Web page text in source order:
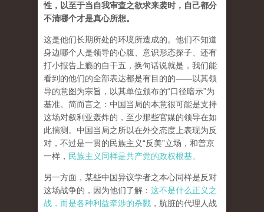
性，以至于当自我审查之欲求来袭时，自己都分
不清哪个才是真心所想。
这是他们长期所处的环境所造成的。他们不知道
身边哪个人是领导的心腹、意识形态探子、还有
打小报告上瘾的自干五，换句话说就是，我们能
看到的他们的全部表达都是有目的的——以其领
导的意图为宗旨，以其单位颁布的“口径暗示”为
基准。简而言之：中国当局的本意很可能是支持
这场对叙利亚轰炸的，至少那些官媒的领导在如
此揣测。中国当局之所以在外交态度上表现为反
对，不过是一贯的民族主义“反美”立场，和普京
一样， 民族主义同样是共产党的政权根基。
另一方面，某些中国异议学者之本心同样是反对
这场战争的，因为他们了解： 这不是什么正义之
战，而是各种利益牵涉的杀戮 ，肮脏的代理人战